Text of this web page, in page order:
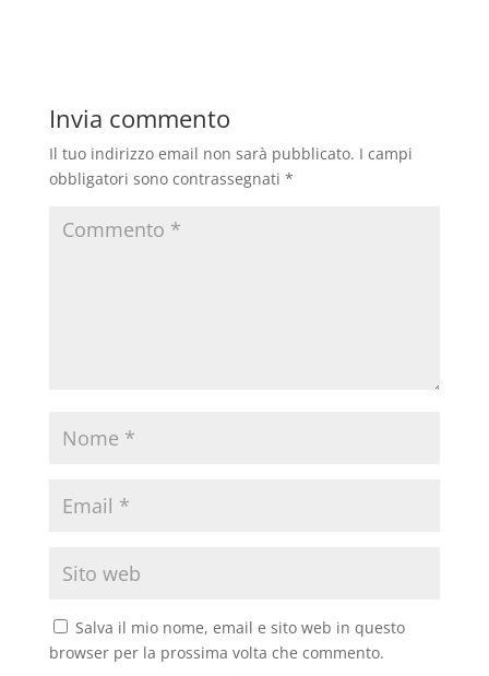
Invia commento
Il tuo indirizzo email non sarà pubblicato. I campi
obbligatori sono contrassegnati *
Salva il mio nome, email e sito web in questo
browser per la prossima volta che commento.